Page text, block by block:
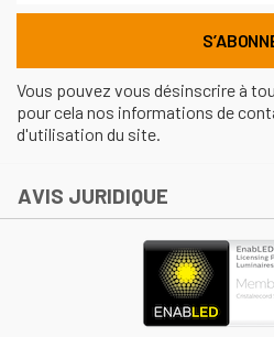
Vous pouvez vous désinscrire à
pour cela nos informations de
d'utilisation du site.
AVIS JURIDIQUE